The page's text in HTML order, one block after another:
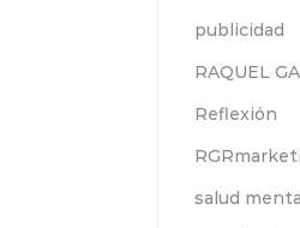
publicidad
RAQUEL
Reflexión
salud